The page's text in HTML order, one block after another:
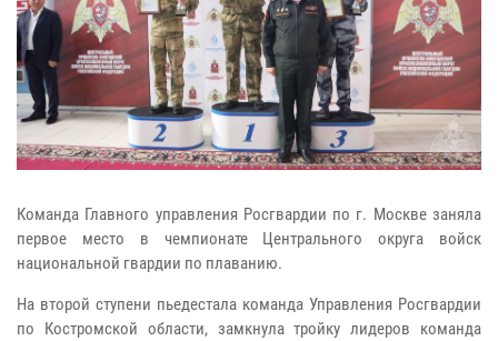
Команда Главного управления Росгвардии по г. Москве заняла
первое место в чемпионате Центрального округа войск
национальной гвардии по плаванию.
На второй ступени пьедестала команда Управления Росгвардии
по Костромской области, замкнула тройку лидеров команда